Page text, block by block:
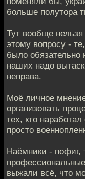
больше полутора
Тут вообще
этому вопросу -
было обязательно
наших надо
неправа.
Моё личное
организовать
тех, кто
просто
Наёмники - пофиг,
выжали всё, что